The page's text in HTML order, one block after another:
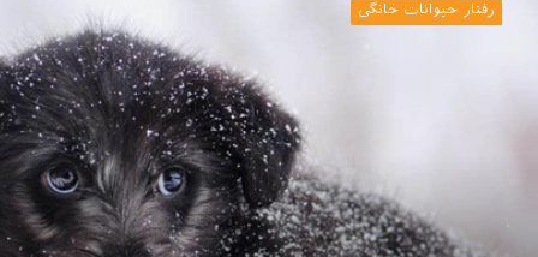
رفتار حیوانات خانگی